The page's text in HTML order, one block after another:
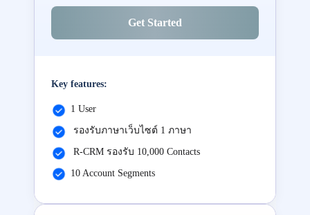
Get Started
Key features:
1 User
รองรับภาษาเว็บไซต์ 1 ภาษา
R-CRM รองรับ 10,000 Contacts
10 Account Segments